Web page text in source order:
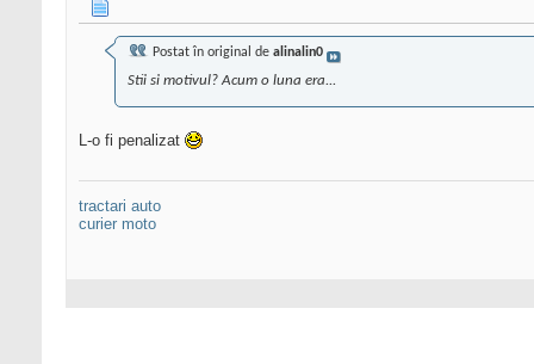
Postat în original de alinalin0
Stii si motivul? Acum o luna era...
L-o fi penalizat
tractari auto
curier moto